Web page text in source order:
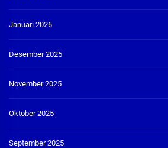
Januari 2026
Desember 2025
November 2025
Oktober 2025
September 2025